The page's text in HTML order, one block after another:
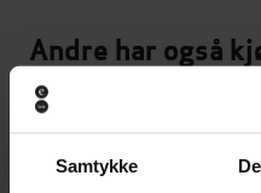
Samtykke
Andre har også